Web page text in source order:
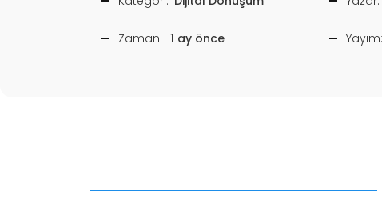
Zaman: 1 ay önce Yayım: